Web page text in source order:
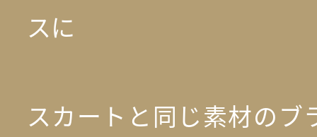
スに
スカートと同じ素材のブ